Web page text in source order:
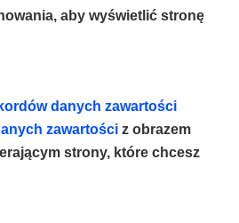
aby wyświetlić stronę
danych zawartości
zawartości z obrazem
strony, które chcesz